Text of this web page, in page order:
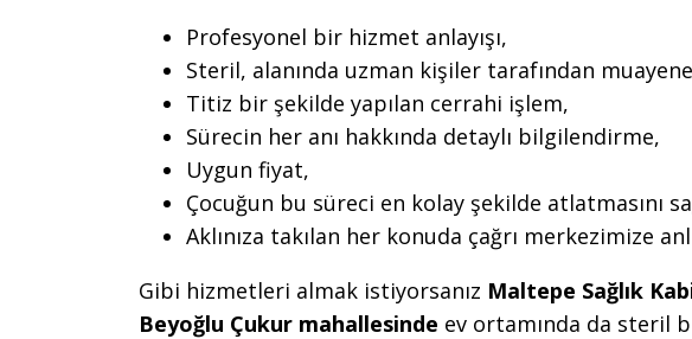
Profesyonel bir hizmet anlayışı,
Steril, alanında uzman kişiler tarafından
Titiz bir şekilde yapılan cerrahi işlem,
Sürecin her anı hakkında detaylı bilgilendirme,
Uygun fiyat,
Çocuğun bu süreci en kolay şekilde atlatmasını
Aklınıza takılan her konuda çağrı merkezimize
Gibi hizmetleri almak istiyorsanız Maltepe Sağlık
Beyoğlu Çukur mahallesinde ev ortamında da steril